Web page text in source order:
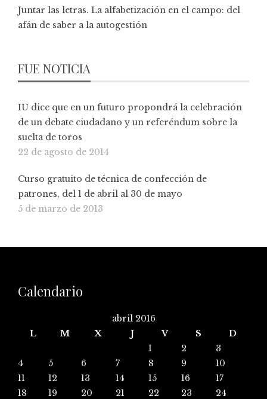
Juntar las letras. La alfabetización en el campo: del
afán de saber a la autogestión
FUE NOTICIA
IU dice que en un futuro propondrá la celebración
de un debate ciudadano y un referéndum sobre la
suelta de toros
22 de agosto de 2014
Curso gratuito de técnica de confección de
patrones, del 1 de abril al 30 de mayo
5 de marzo de 2013
Calendario
abril 2016
L
M X J V S
D
1
2
3
4
5 6 7 8 9
10
11
12 13 14 15 16
17
18
19 20 21 22 23
24